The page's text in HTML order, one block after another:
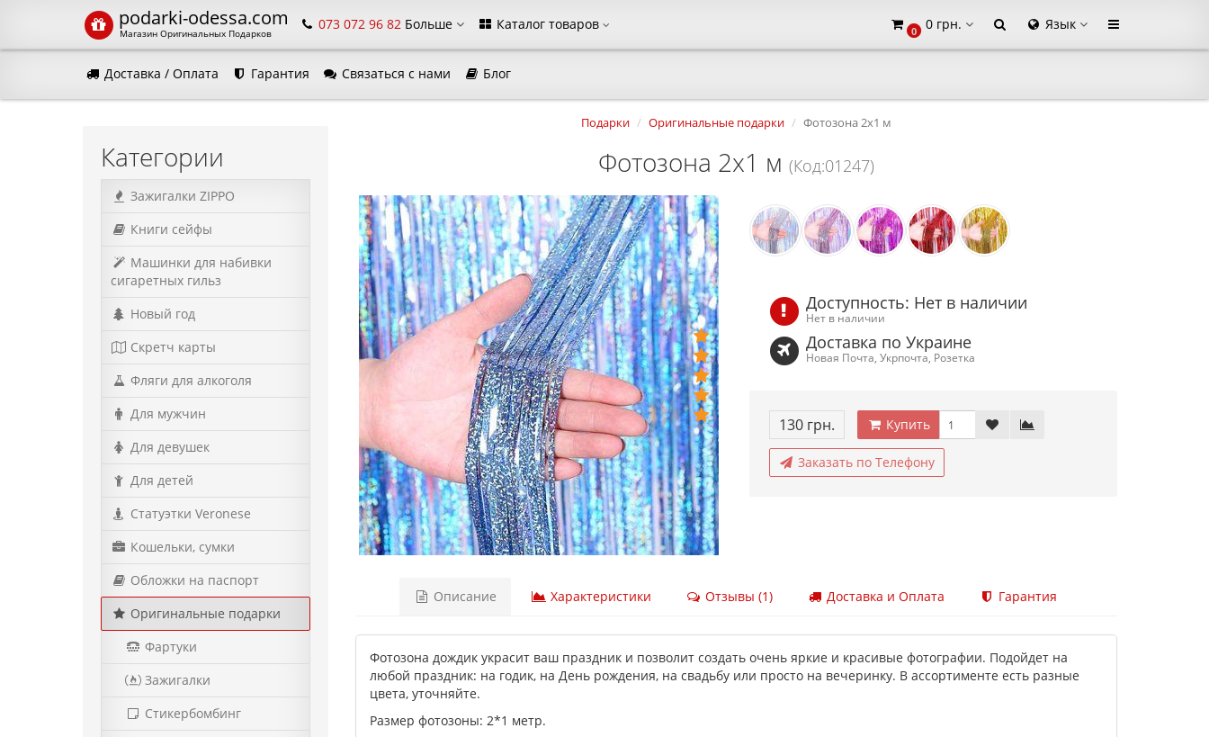
podarki-odessa.com
Магазин Оригинальных Подарков
073 072 96 82 Больше Каталог товаров 0 0 грн. Язык
Доставка / Оплата Гарантия Связаться с нами Блог
Категории
Зажигалки ZIPPO
Книги сейфы
Машинки для набивки
сигаретных гильз
Новый год
Скретч карты
Фляги для алкоголя
Для мужчин
Для девушек
Для детей
Статуэтки Veronese
Кошельки, сумки
Обложки на паспорт
Оригинальные подарки
Фартуки
Зажигалки
Стикербомбинг
Подарки Оригинальные подарки Фотозона 2х1 м
Язык магазина
Выберите пожалуйста язык магазина
Фотозона 2х1 м (Код:01247)
Доступность: Нет в наличии
Нет в наличии
Доставка по Украине
Новая Почта, Укрпочта, Розетка
130 грн. Купить
Заказать по Телефону
Описание Характеристики Отзывы (1) Доставка и Оплата Гарантия
Фотозона дождик украсит ваш праздник и позволит создать очень яркие и красивые фотографии. Подойдет на
любой праздник: на годик, на День рождения, на свадьбу или просто на вечеринку. В ассортименте есть разные
цвета, уточняйте.
Размер фотозоны: 2*1 метр.